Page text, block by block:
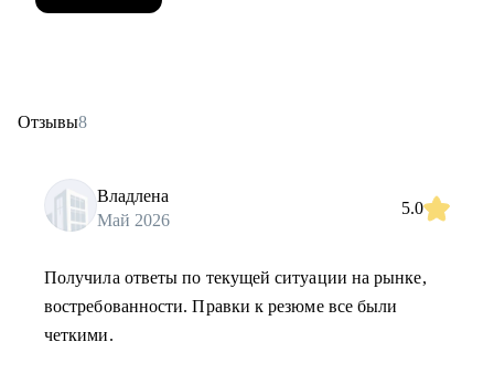
Отзывы8
Владлена
Май 2026
5.0
Получила ответы по текущей ситуации на рынке,
востребованности. Правки к резюме все были
четкими.